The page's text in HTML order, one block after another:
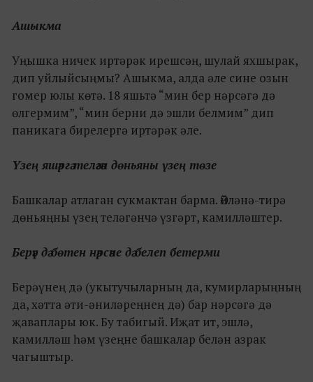
Ашыкма
Уңышка ничек иртәрәк ирешсәң, шулай яхшырак,
дип уйлыйсыңмы? Ашыкма, алда әле сине озын
гомер юлы көтә. 18 яшьтә “мин бер нәрсәгә дә
өлгермим”, “мин берни дә эшли белмим” дип
паникага бирелергә иртәрәк әле.
Үзең яшәргә теләгән дөньяны үзең төзе
Башкалар атлаган сукмактан барма. Әйләнә-тирә
дөньяңны үзең теләгәнчә үзгәрт, камилләштер.
Берәү дә бөтен нәрсәне дә белеп бетерми
Берәүнең дә (укытучыларның да, кумирларыңның
да, хәтта әти-әниләреңнең дә) бар нәрсәгә дә
җаваплары юк. Бу табигый. Иҗат ит, эшлә,
камилләш һәм үзеңне башкалар белән азрак
чагыштыр.